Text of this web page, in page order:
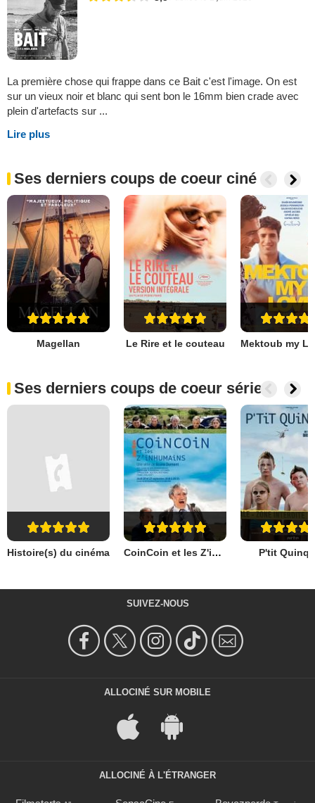
La première chose qui frappe dans ce Bait c'est l'image. On est
sur un vieux noir et blanc qui sent bon le 16mm bien crade avec
plein d'artefacts sur ...
Lire plus
Ses derniers coups de coeur ciné
Magellan Le Rire et le couteau
Ses derniers coups de coeur séries
Histoire(s) du cinéma CoinCoin et les Z'inhumains P'tit
SUIVEZ-NOUS
ALLOCINÉ SUR MOBILE
ALLOCINÉ À L'ÉTRANGER